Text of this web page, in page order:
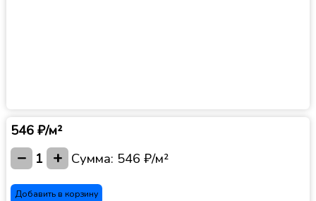
546 ₽/м²
− 1 + Сумма: 546 ₽/м²
Добавить в корзину